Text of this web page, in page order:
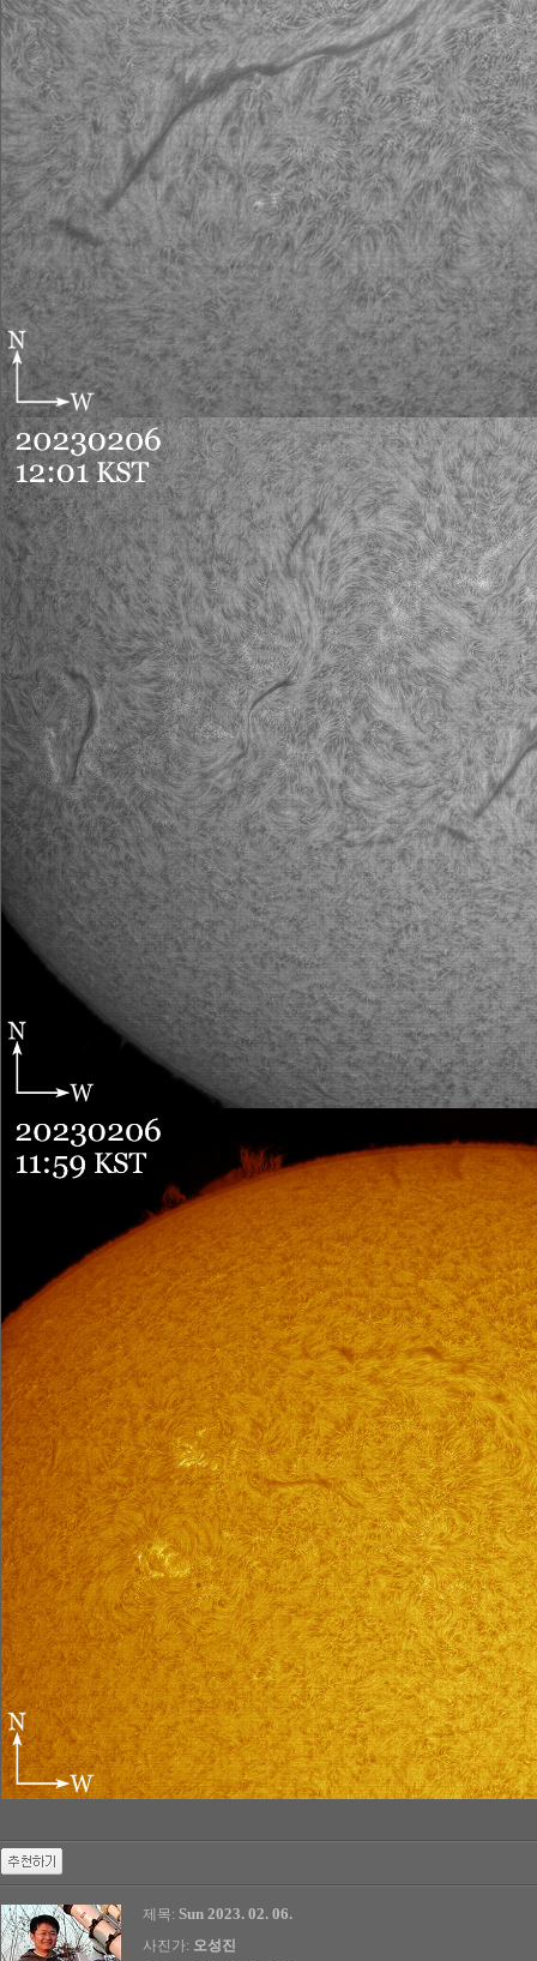
제목: Sun 2023. 02. 06.
사진가: 오성진